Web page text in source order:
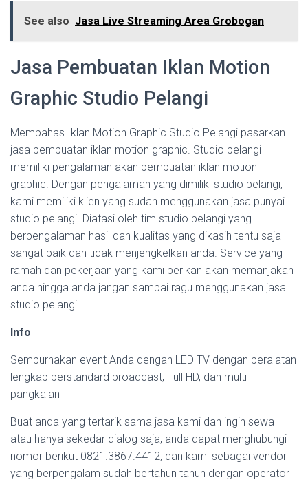
See also Jasa Live Streaming Area Grobogan
Jasa Pembuatan Iklan Motion
Graphic Studio Pelangi
Membahas Iklan Motion Graphic Studio Pelangi pasarkan
jasa pembuatan iklan motion graphic. Studio pelangi
memiliki pengalaman akan pembuatan iklan motion
graphic. Dengan pengalaman yang dimiliki studio pelangi,
kami memiliki klien yang sudah menggunakan jasa punyai
studio pelangi. Diatasi oleh tim studio pelangi yang
berpengalaman hasil dan kualitas yang dikasih tentu saja
sangat baik dan tidak menjengkelkan anda. Service yang
ramah dan pekerjaan yang kami berikan akan memanjakan
anda hingga anda jangan sampai ragu menggunakan jasa
studio pelangi.
Info
Sempurnakan event Anda dengan LED TV dengan peralatan
lengkap berstandard broadcast, Full HD, dan multi
pangkalan
Buat anda yang tertarik sama jasa kami dan ingin sewa
atau hanya sekedar dialog saja, anda dapat menghubungi
nomor berikut 0821.3867.4412, dan kami sebagai vendor
yang berpengalam sudah bertahun tahun dengan operator